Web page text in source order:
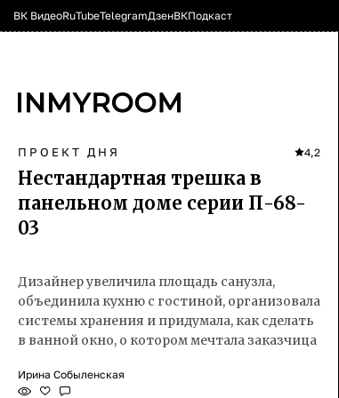
ВК ВидеоRuTubeTelegramДзенВКПодкаст
ПРОЕКТ ДНЯ 4,2
Нестандартная трешка в
панельном доме серии П-68-
03
Дизайнер увеличила площадь санузла,
объединила кухню с гостиной, организовала
системы хранения и придумала, как сделать
в ванной окно, о котором мечтала заказчица
Ирина Собыленская